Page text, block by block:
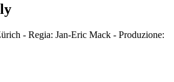
- Regia: Jan-Eric Mack - Produzione: